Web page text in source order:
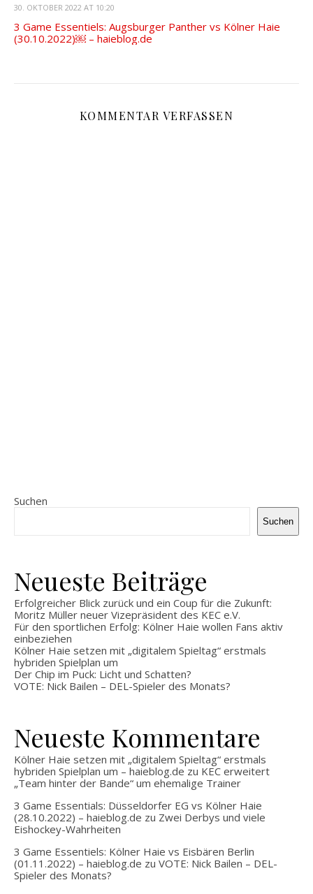
30. OKTOBER 2022 AT 10:20
3 Game Essentiels: Augsburger Panther vs Kölner Haie
(30.10.2022)￼ – haieblog.de
KOMMENTAR VERFASSEN
Suchen
Suchen
Neueste Beiträge
Erfolgreicher Blick zurück und ein Coup für die Zukunft:
Moritz Müller neuer Vizepräsident des KEC e.V.
Für den sportlichen Erfolg: Kölner Haie wollen Fans aktiv
einbeziehen
Kölner Haie setzen mit „digitalem Spieltag“ erstmals
hybriden Spielplan um
Der Chip im Puck: Licht und Schatten?
VOTE: Nick Bailen – DEL-Spieler des Monats?
Neueste Kommentare
Kölner Haie setzen mit „digitalem Spieltag“ erstmals
hybriden Spielplan um – haieblog.de zu KEC erweitert
„Team hinter der Bande“ um ehemalige Trainer
3 Game Essentials: Düsseldorfer EG vs Kölner Haie
(28.10.2022) – haieblog.de zu Zwei Derbys und viele
Eishockey-Wahrheiten
3 Game Essentiels: Kölner Haie vs Eisbären Berlin
(01.11.2022) – haieblog.de zu VOTE: Nick Bailen – DEL-
Spieler des Monats?